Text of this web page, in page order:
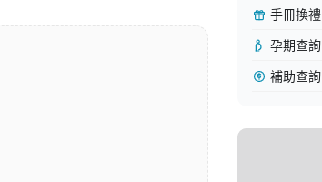
手冊換禮
孕期查詢
補助查詢